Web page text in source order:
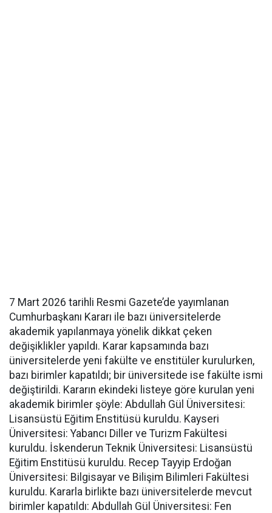
7 Mart 2026 tarihli Resmi Gazete’de yayımlanan
Cumhurbaşkanı Kararı ile bazı üniversitelerde
akademik yapılanmaya yönelik dikkat çeken
değişiklikler yapıldı. Karar kapsamında bazı
üniversitelerde yeni fakülte ve enstitüler kurulurken,
bazı birimler kapatıldı; bir üniversitede ise fakülte ismi
değiştirildi. Kararın ekindeki listeye göre kurulan yeni
akademik birimler şöyle: Abdullah Gül Üniversitesi:
Lisansüstü Eğitim Enstitüsü kuruldu. Kayseri
Üniversitesi: Yabancı Diller ve Turizm Fakültesi
kuruldu. İskenderun Teknik Üniversitesi: Lisansüstü
Eğitim Enstitüsü kuruldu. Recep Tayyip Erdoğan
Üniversitesi: Bilgisayar ve Bilişim Bilimleri Fakültesi
kuruldu. Kararla birlikte bazı üniversitelerde mevcut
birimler kapatıldı: Abdullah Gül Üniversitesi: Fen